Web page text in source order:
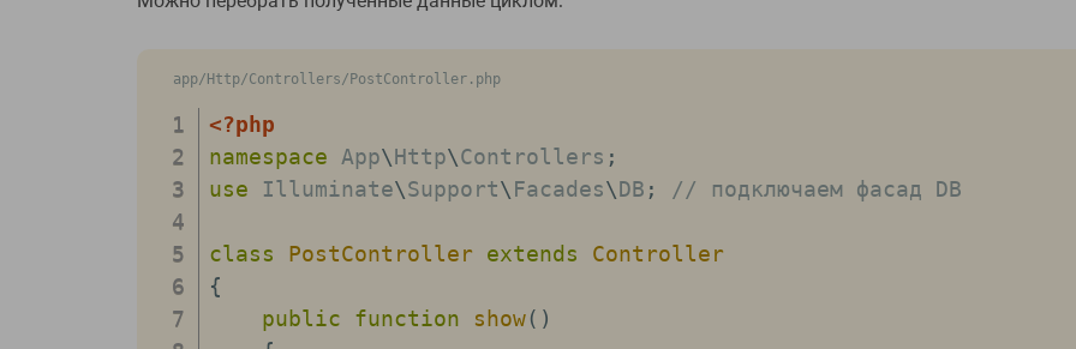
app/Http/Controllers/PostController.php
<?php
namespace
App\Http\Controllers ;
use
Illuminate\Support\ Facades\DB ; // подключаем фасад DB
class PostController extends
Controller
{
public
function show( )